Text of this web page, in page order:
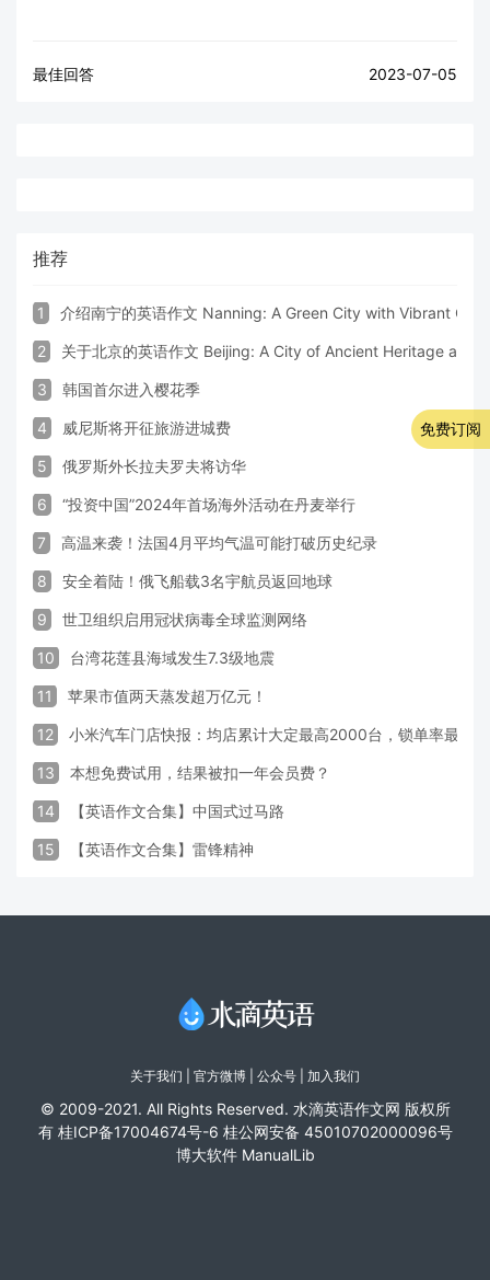
最佳回答 2023-07-05
推荐
1 介绍南宁的英语作文 Nanning: A Green City with Vibrant
2 关于北京的英语作文 Beijing: A City of Ancient Heritage and
3 韩国首尔进入樱花季
4 威尼斯将开征旅游进城费
5 俄罗斯外长拉夫罗夫将访华
6 “投资中国”2024年首场海外活动在丹麦举行
7 高温来袭！法国4月平均气温可能打破历史纪录
8 安全着陆！俄飞船载3名宇航员返回地球
9 世卫组织启用冠状病毒全球监测网络
10 台湾花莲县海域发生7.3级地震
11 苹果市值两天蒸发超万亿元！
12 小米汽车门店快报：均店累计大定最高2000台，锁单率最高
13 本想免费试用，结果被扣一年会员费？
14 【英语作文合集】中国式过马路
15 【英语作文合集】雷锋精神
关于我们 官方微博 | 公众号 | 加入我们
© 2009-2021. All Rights Reserved. 水滴英语作文网 版权所
有 桂ICP备17004674号-6 桂公网安备 45010702000096号
博大软件 ManualLib
免费订阅